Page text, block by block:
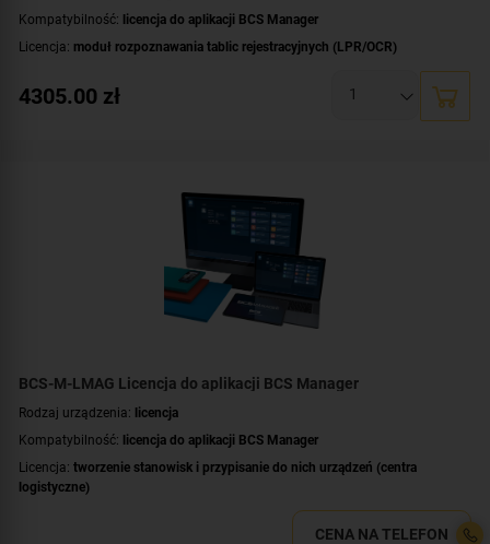
Kompatybilność: licencja do aplikacji BCS Manager
Licencja: moduł rozpoznawania tablic rejestracyjnych (LPR/OCR)
4305.00 zł
BCS-M-LMAG Licencja do aplikacji BCS Manager
Rodzaj urządzenia: licencja
Kompatybilność: licencja do aplikacji BCS Manager
Licencja: tworzenie stanowisk i przypisanie do nich urządzeń (centra
logistyczne)
CENA NA TELEFON